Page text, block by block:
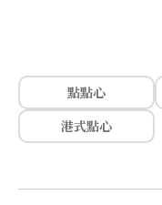
點點心
港式點心